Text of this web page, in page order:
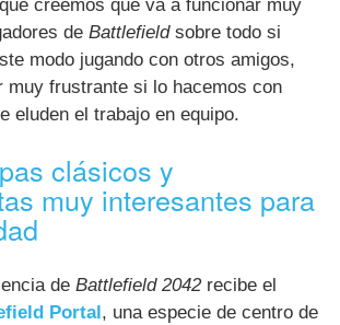
creemos que va a funcionar muy
deBattlefieldsobre todo si
modo jugando con otros amigos,
muy frustrante si lo hacemos con
eluden el trabajo en equipo.
clásicos y
muy interesantes para
deBattlefield 2042recibe el
Portal, una especie de centro de